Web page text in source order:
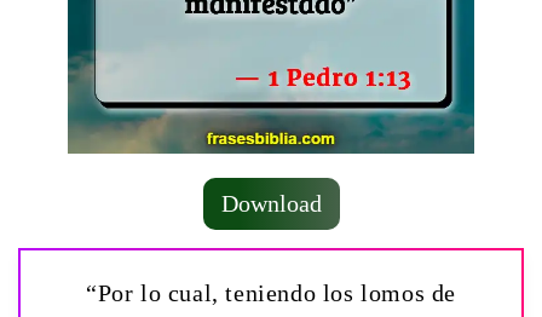
Download
“Por lo cual, teniendo los lomos de